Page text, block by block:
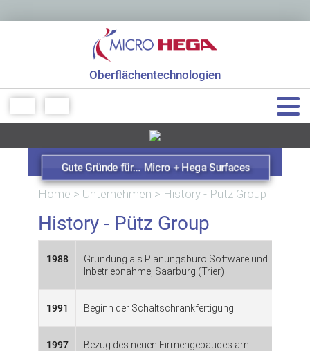
Oberflächentechnologien
+49 7151 48771 0
info[at]micro-hega.de
Gute Gründe für... Micro + Hega Surfaces
Home > Unternehmen > History - Pütz Group
History - Pütz Group
1988
Gründung als Planungsbüro Software und
Inbetriebnahme, Saarburg (Trier)
1991 Beginn der Schaltschrankfertigung
1997
Bezug des neuen Firmengebäudes am